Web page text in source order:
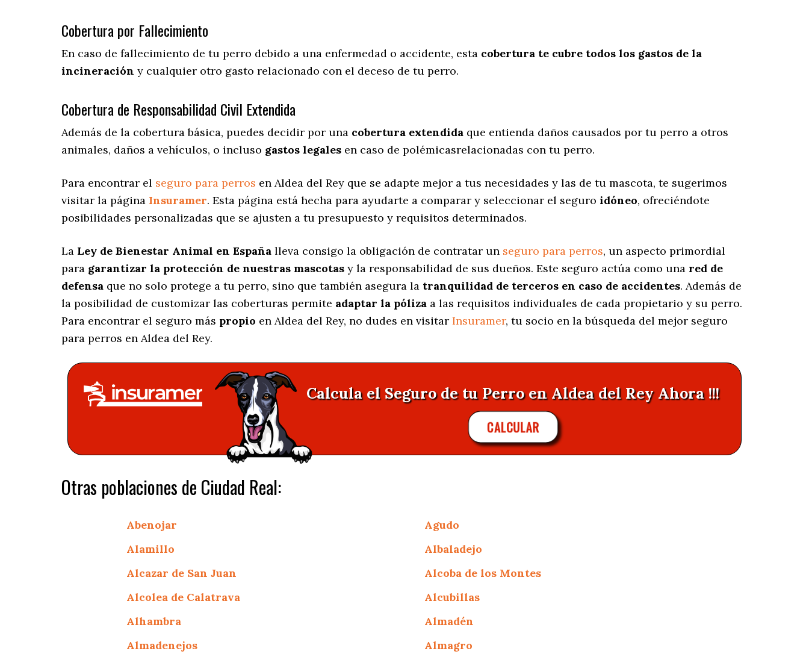
Cobertura por Fallecimiento
En caso de fallecimiento de tu perro debido a una enfermedad o accidente, esta cobertura te cubre todos los gastos de la
incineración y cualquier otro gasto relacionado con el deceso de tu perro.
Cobertura de Responsabilidad Civil Extendida
Además de la cobertura básica, puedes decidir por una cobertura extendida que entienda daños causados por tu perro a otros
animales, daños a vehículos, o incluso gastos legales en caso de polémicasrelacionadas con tu perro.
Para encontrar el seguro para perros en Aldea del Rey que se adapte mejor a tus necesidades y las de tu mascota, te sugerimos
visitar la página Insuramer. Esta página está hecha para ayudarte a comparar y seleccionar el seguro idóneo, ofreciéndote
posibilidades personalizadas que se ajusten a tu presupuesto y requisitos determinados.
La Ley de Bienestar Animal en España lleva consigo la obligación de contratar un seguro para perros, un aspecto primordial
para garantizar la protección de nuestras mascotas y la responsabilidad de sus dueños. Este seguro actúa como una red de
defensa que no solo protege a tu perro, sino que también asegura la tranquilidad de terceros en caso de accidentes. Además de
la posibilidad de customizar las coberturas permite adaptar la póliza a las requisitos individuales de cada propietario y su perro.
Para encontrar el seguro más propio en Aldea del Rey, no dudes en visitar Insuramer, tu socio en la búsqueda del mejor seguro
para perros en Aldea del Rey.
Calcula el Seguro de tu Perro en Aldea del Rey Ahora !!!
CALCULAR
Otras poblaciones de Ciudad Real:
Abenojar
Agudo
Alamillo
Albaladejo
Alcazar de San Juan
Alcoba de los Montes
Alcolea de Calatrava
Alcubillas
Alhambra
Almadén
Almadenejos
Almagro